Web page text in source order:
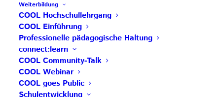
Weiterbildung
COOL Hochschullehrgang
COOL Einführung
Professionelle pädagogische Haltung
connect:learn
COOL Community-Talk
COOL Webinar
COOL goes Public
DieMultiplikator:innen
hinaus tätig. Sie stellen ihr Know-How aus der
eigenen Praxis zur Verfügung und können für
Fortbildungen, COOL Zertifizierungen usw.
angefragt werden. Bei der jährlichen
Multiplikator:innentagung
Erfahrungen und Know-How aus und